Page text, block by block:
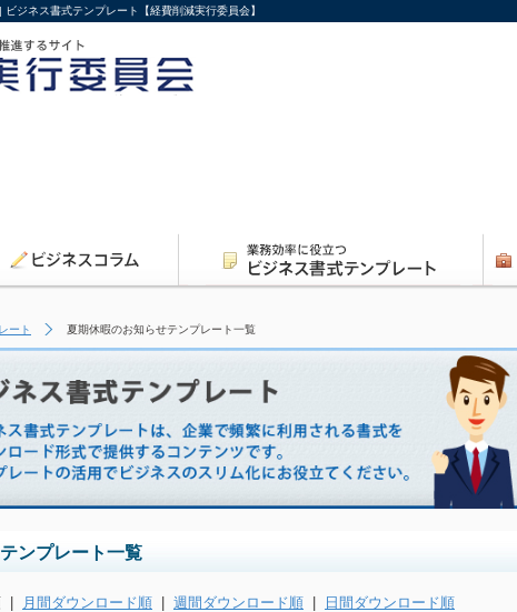
ジネス書式テンプレート【経費削減実行委員会】
ート 夏期休暇のお知らせテンプレート一覧
ンプレート一覧
| 月間ダウンロード順 | 週間ダウンロード順 | 日間ダウンロード順